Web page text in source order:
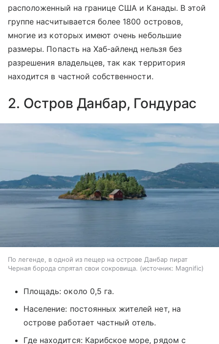
расположенный на границе США и Канады. В этой
группе насчитывается более 1800 островов,
многие из которых имеют очень небольшие
размеры. Попасть на Хаб-айленд нельзя без
разрешения владельцев, так как территория
находится в частной собственности.
2. Остров Данбар, Гондурас
По легенде, в одной из пещер на острове Данбар пират
Черная борода спрятал свои сокровища.
источник: Magnific
Площадь: около 0,5 га.
Население: постоянных жителей нет, на
острове работает частный отель.
Где находится: Карибское море, рядом с